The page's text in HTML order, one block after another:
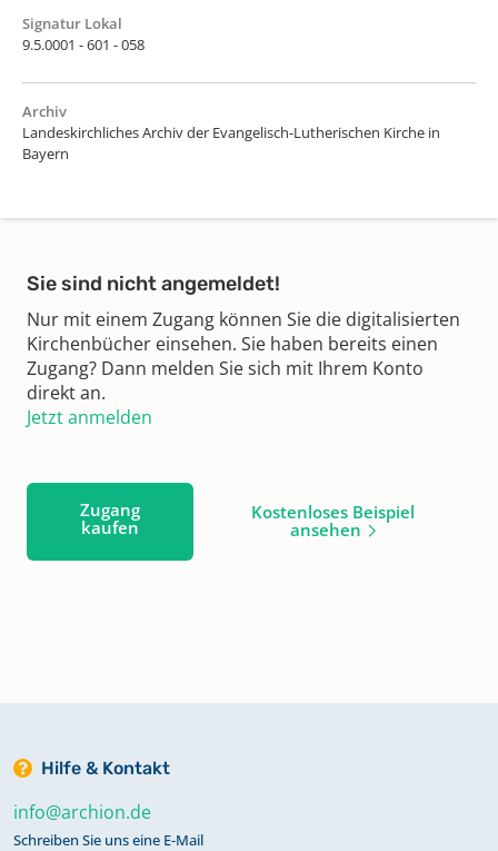
Signatur Lokal
9.5.0001 - 601 - 058
Archiv
Landeskirchliches Archiv der Evangelisch-Lutherischen Kirche in
Bayern
Sie sind nicht angemeldet!
Nur mit einem Zugang können Sie die digitalisierten
Kirchenbücher einsehen. Sie haben bereits einen
Zugang? Dann melden Sie sich mit Ihrem Konto
direkt an.
Jetzt anmelden
Zugang
kaufen
Kostenloses Beispiel
ansehen
Hilfe & Kontakt
info@archion.de
Schreiben Sie uns eine E-Mail